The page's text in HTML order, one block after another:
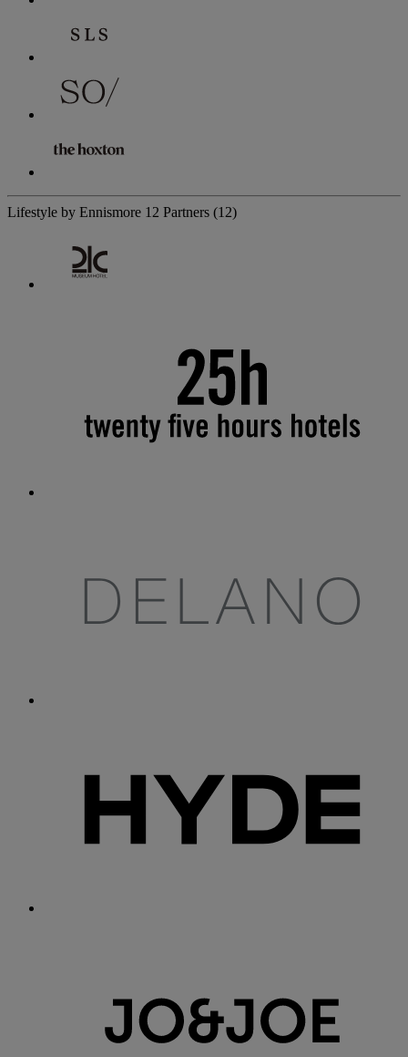
Lifestyle by Ennismore 12 Partners (12)